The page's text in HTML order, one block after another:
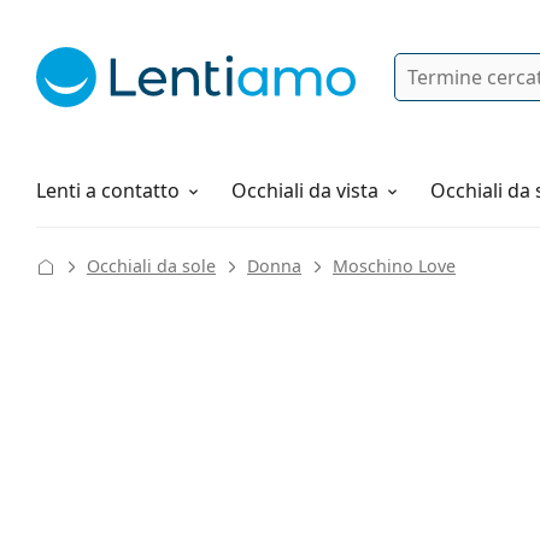
Ricerca
Lenti a contatto
Soluzioni Occhiali da vista Occhiali da
Tutto sugli acquisti
Occhiali da sole Donna Moschino Love